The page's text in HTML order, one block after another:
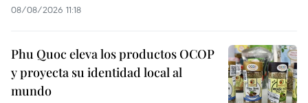
08/08/2026 11:18
Phu Quoc eleva los productos OCOP
y proyecta su identidad local al
mundo